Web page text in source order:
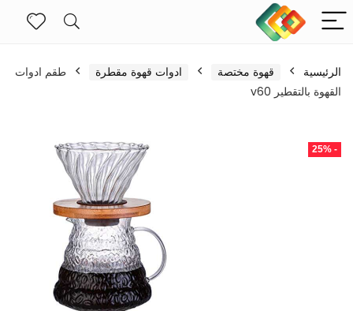
الرئيسية قهوة مختصة ادوات قهوة مقطرة
طقم ادوات
القهوة بالتقطير v60
- 25%